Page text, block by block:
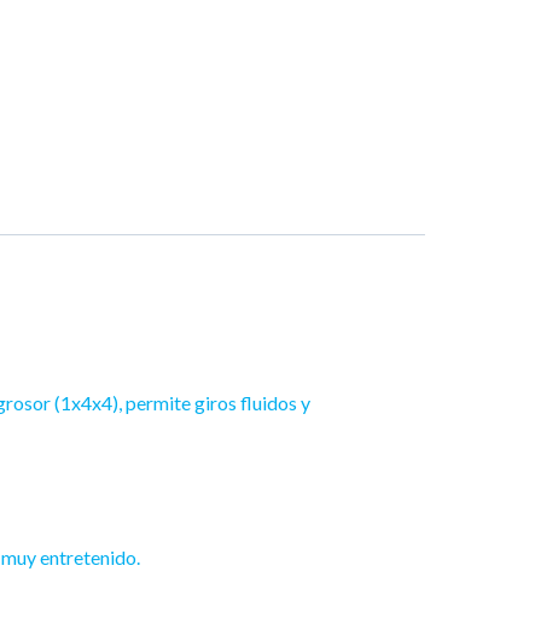
(1x4x4), permite giros fluidos y
entretenido.